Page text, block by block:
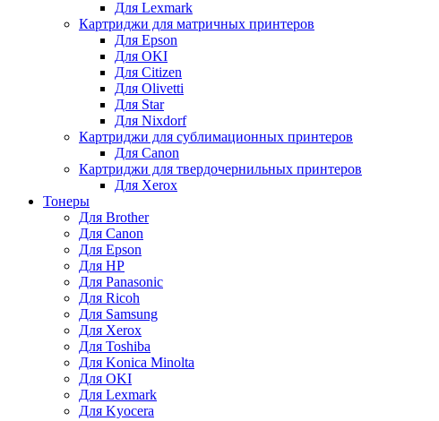
Для Lexmark
Картриджи для матричных принтеров
Для Epson
Для OKI
Для Citizen
Для Olivetti
Для Star
Для Nixdorf
Картриджи для сублимационных принтеров
Для Canon
Картриджи для твердочернильных принтеров
Для Xerox
Тонеры
Для Brother
Для Canon
Для Epson
Для HP
Для Panasonic
Для Ricoh
Для Samsung
Для Xerox
Для Toshiba
Для Konica Minolta
Для OKI
Для Lexmark
Для Kyocera